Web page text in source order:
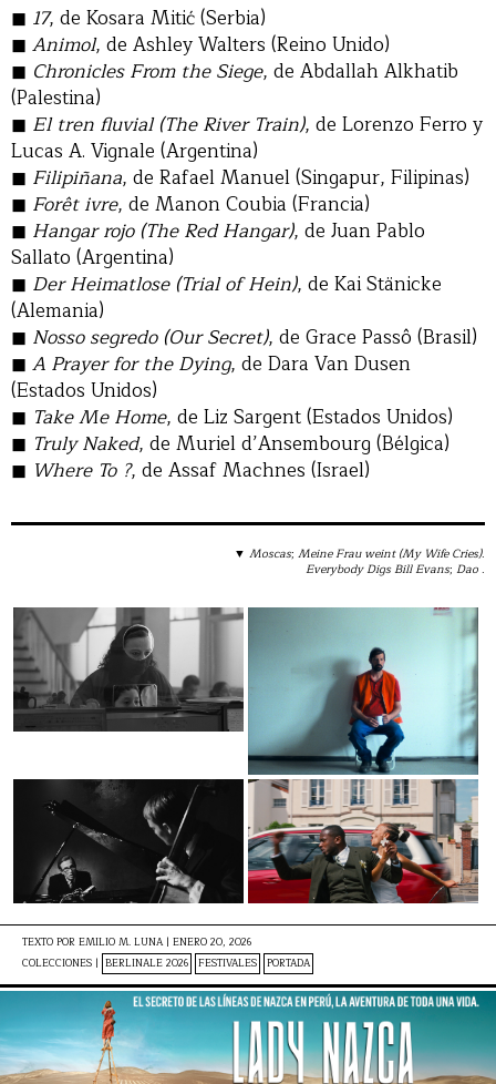
17, de Kosara Mitić (Serbia)
Animol, de Ashley Walters (Reino Unido)
Chronicles From the Siege, de Abdallah Alkhatib
(Palestina)
El tren fluvial (The River Train), de Lorenzo Ferro y
Lucas A. Vignale (Argentina)
Filipiñana, de Rafael Manuel (Singapur, Filipinas)
Forêt ivre, de Manon Coubia (Francia)
Hangar rojo (The Red Hangar), de Juan Pablo
Sallato (Argentina)
Der Heimatlose (Trial of Hein), de Kai Stänicke
(Alemania)
Nosso segredo (Our Secret), de Grace Passô (Brasil)
A Prayer for the Dying, de Dara Van Dusen
(Estados Unidos)
Take Me Home, de Liz Sargent (Estados Unidos)
Truly Naked, de Muriel d’Ansembourg (Bélgica)
Where To ?, de Assaf Machnes (Israel)
▼ Moscas; Meine Frau weint (My Wife Cries).
Everybody Digs Bill Evans; Dao.
TEXTO POR EMILIO M. LUNA | ENERO 20, 2026
COLECCIONES | BERLINALE 2026 FESTIVALES PORTADA